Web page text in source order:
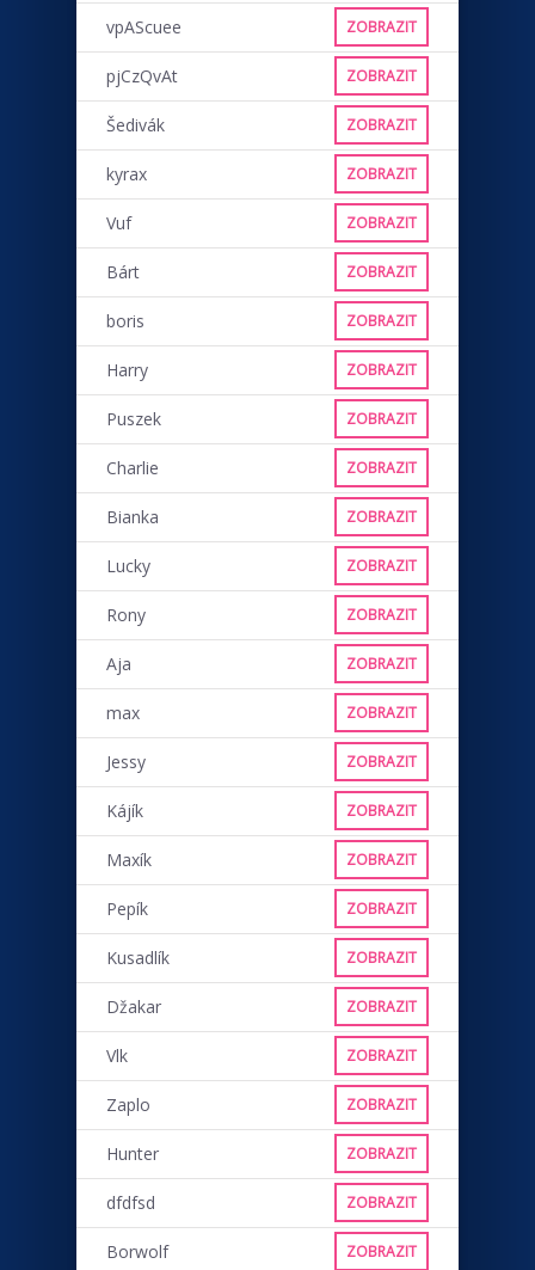
vpAScuee ZOBRAZIT
pjCzQvAt ZOBRAZIT
Šedivák ZOBRAZIT
kyrax ZOBRAZIT
Vuf ZOBRAZIT
Bárt ZOBRAZIT
boris ZOBRAZIT
Harry ZOBRAZIT
Puszek ZOBRAZIT
Charlie ZOBRAZIT
Bianka ZOBRAZIT
Lucky ZOBRAZIT
Rony ZOBRAZIT
Aja ZOBRAZIT
max ZOBRAZIT
Jessy ZOBRAZIT
Kájík ZOBRAZIT
Maxík ZOBRAZIT
Pepík ZOBRAZIT
Kusadlík ZOBRAZIT
Džakar ZOBRAZIT
Vlk ZOBRAZIT
Zaplo ZOBRAZIT
Hunter ZOBRAZIT
dfdfsd ZOBRAZIT
Borwolf ZOBRAZIT